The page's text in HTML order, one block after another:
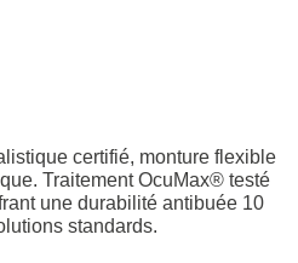
certifié, monture flexible
Traitement OcuMax® testé
une durabilité antibuée 10
standards.